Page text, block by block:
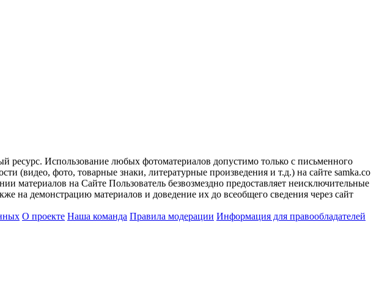
ресурс. Использование любых фотоматериалов допустимо только с письменного
(видео, фото, товарные знаки, литературные произведения и т.д.) на сайте samka.co
на Сайте Пользователь безвозмездно предоставляет неисключительные
на демонстрацию материалов и доведение их до всеобщего сведения через сайт
О проекте Наша команда Правила модерации Информация для правообладателей